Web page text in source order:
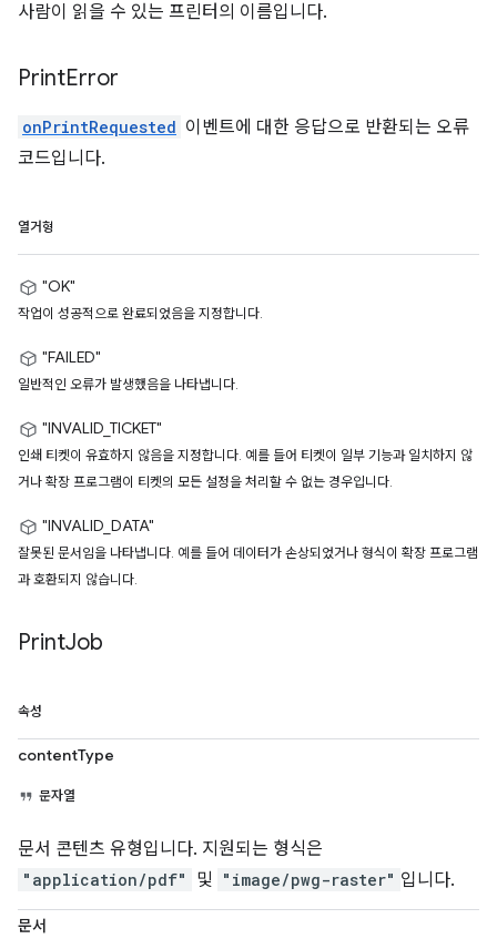
사람이 읽을 수 있는 프린터의 이름입니다.
PrintError
onPrintRequested 이벤트에 대한 응답으로 반환되는 오류
코드입니다.
열거형
"OK"
작업이 성공적으로 완료되었음을 지정합니다.
"FAILED"
일반적인 오류가 발생했음을 나타냅니다.
"INVALID_TICKET"
인쇄 티켓이 유효하지 않음을 지정합니다. 예를 들어 티켓이 일부 기능과 일치하지 않
거나 확장 프로그램이 티켓의 모든 설정을 처리할 수 없는 경우입니다.
"INVALID_DATA"
잘못된 문서임을 나타냅니다. 예를 들어 데이터가 손상되었거나 형식이 확장 프로그램
과 호환되지 않습니다.
PrintJob
속성
contentType
문자열
문서 콘텐츠 유형입니다. 지원되는 형식은
"application/pdf" 및 "image/pwg-raster" 입니다.
문서